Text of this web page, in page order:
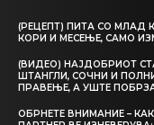
(РЕЦЕПТ) ПИТА СО МЛАД
КОРИ И МЕСЕЊЕ, САМО
(ВИДЕО) НАЈДОБРИОТ
ШТАНГЛИ, СОЧНИ И
ПРАВЕЊЕ, А УШТЕ
ОБРНЕТЕ ВНИМАНИЕ –